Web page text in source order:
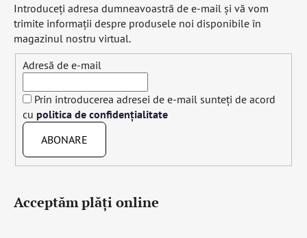
Introduceţi adresa dumneavoastră de e-mail şi vă vom
trimite informaţii despre produsele noi disponibile în
magazinul nostru virtual.
Adresă de e-mail
Prin introducerea adresei de e-mail sunteți de acord
cu politica de confidențialitate
ABONARE
Acceptăm plăţi online